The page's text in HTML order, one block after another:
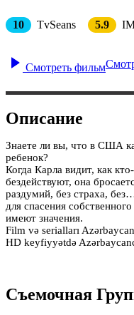
10 TvSeans 5.9
Смотреть фильм
Описание
Знаете ли вы, что в США
ребенок?
​Когда Карла видит, как
бездействуют, она
раздумий, без страха,
для спасения
имеют значения.
Film və serialları
HD keyfiyyətdə
Съемочная